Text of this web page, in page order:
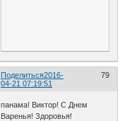
Поделиться 79
2016-
04-21 07:19:51
панама! Виктор! С Днем
Варенья! Здоровья!